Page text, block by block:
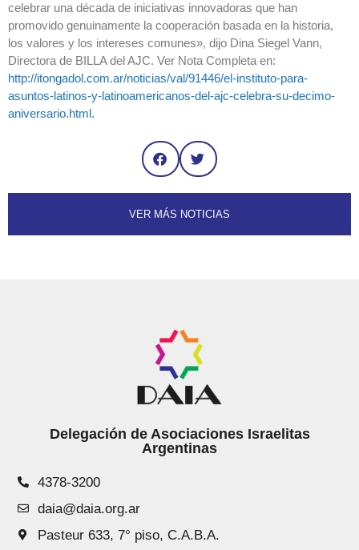
celebrar una década de iniciativas innovadoras que han
promovido genuinamente la cooperación basada en la historia,
los valores y los intereses comunes», dijo Dina Siegel Vann,
Directora de BILLA del AJC. Ver Nota Completa en:
http://itongadol.com.ar/noticias/val/91446/el-instituto-para-
asuntos-latinos-y-latinoamericanos-del-ajc-celebra-su-decimo-
aniversario.html.
VER MÁS NOTICIAS
Delegación de Asociaciones Israelitas
Argentinas
4378-3200
daia@daia.org.ar
Pasteur 633, 7° piso, C.A.B.A.